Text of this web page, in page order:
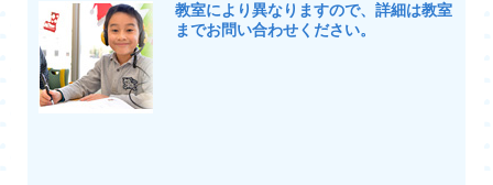
教室により異なりますので、詳細は教室
までお問い合わせください。